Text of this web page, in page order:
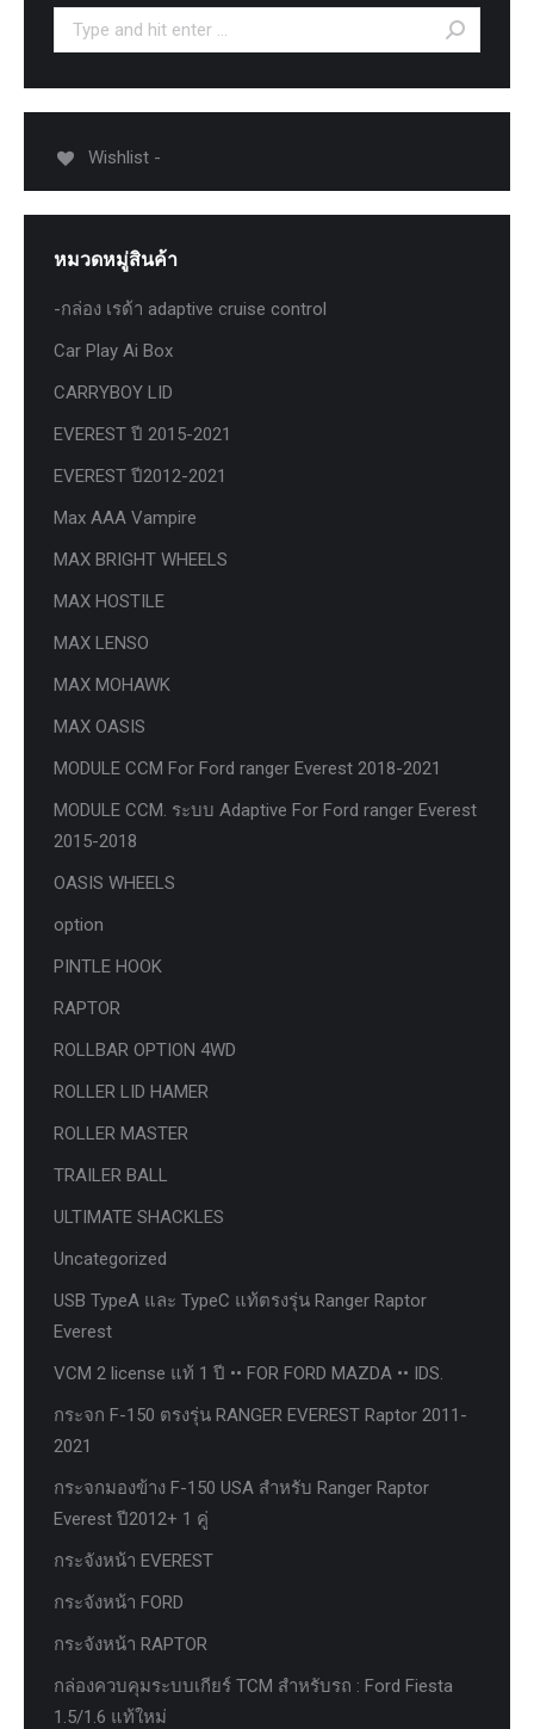
Search:
Wishlist -
หมวดหมู่สินค้า
-กล่อง เรด้า adaptive cruise control
Car Play Ai Box
CARRYBOY LID
EVEREST ปี 2015-2021
EVEREST ปี2012-2021
Max AAA Vampire
MAX BRIGHT WHEELS
MAX HOSTILE
MAX LENSO
MAX MOHAWK
MAX OASIS
MODULE CCM For Ford ranger Everest 2018-2021
MODULE CCM. ระบบ Adaptive For Ford ranger Everest
2015-2018
OASIS WHEELS
option
PINTLE HOOK
RAPTOR
ROLLBAR OPTION 4WD
ROLLER LID HAMER
ROLLER MASTER
TRAILER BALL
ULTIMATE SHACKLES
Uncategorized
USB TypeA และ TypeC แท้ตรงรุ่น Ranger Raptor
Everest
VCM 2 license แท้ 1 ปี •• FOR FORD MAZDA •• IDS.
กระจก F-150 ตรงรุ่น RANGER EVEREST Raptor 2011-
2021
กระจกมองข้าง F-150 USA สำหรับ Ranger Raptor
Everest ปี2012+ 1 คู่
กระจังหน้า EVEREST
กระจังหน้า FORD
กระจังหน้า RAPTOR
กล่องควบคุมระบบเกียร์ TCM สำหรับรถ : Ford Fiesta
1.5/1.6 แท้ใหม่